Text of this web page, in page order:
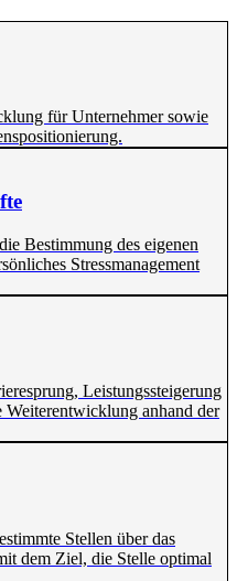
für Unternehmer sowie
Bestimmung des eigenen
Stressmanagement
Leistungssteigerung
anhand der
Stellen über das
dem Ziel, die Stelle optimal